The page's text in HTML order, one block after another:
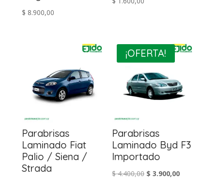
$ 8.900,00
Parabrisas
Laminado Fiat
Palio / Siena /
Strada
¡OFERTA!
Parabrisas
Laminado Byd F3
Importado
$4.400,00 El
$ 3.900,00El